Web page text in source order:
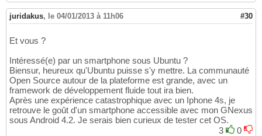
juridakus, le 04/01/2013 à 11h06 #30
Et vous ?
Intéressé(e) par un smartphone sous Ubuntu ?
Biensur, heureux qu'Ubuntu puisse s'y mettre. La communauté
Open Source autour de la plateforme est grande, avec un
framework de développement fluide tout ira bien.
Après une expérience catastrophique avec un Iphone 4s, je
retrouve le goût d'un smartphone accessible avec mon GNexus
sous Android 4.2. Je serais bien curieux de tester cet OS.
3
0